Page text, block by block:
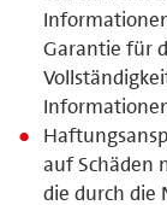
Garantie für
auf Schäden
die durch die